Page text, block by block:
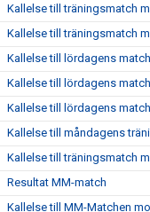
Kallelse till träningsmatch
Kallelse till träningsmatch
Kallelse till lördagens
Kallelse till lördagens
Kallelse till lördagens
Kallelse till måndagens
Kallelse till träningsmatch
Resultat MM-match
Kallelse till MM-Matchen